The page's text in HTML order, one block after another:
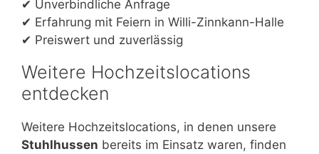
✔ Unverbindliche Anfrage
✔ Erfahrung mit Feiern in Willi-Zinnkann-Halle
✔ Preiswert und zuverlässig
Weitere Hochzeitslocations
entdecken
Weitere Hochzeitslocations, in denen unsere
Stuhlhussen bereits im Einsatz waren, finden